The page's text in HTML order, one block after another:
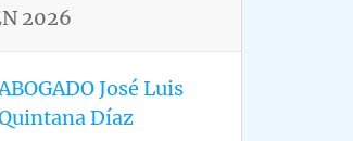
2026
José Luis
Díaz